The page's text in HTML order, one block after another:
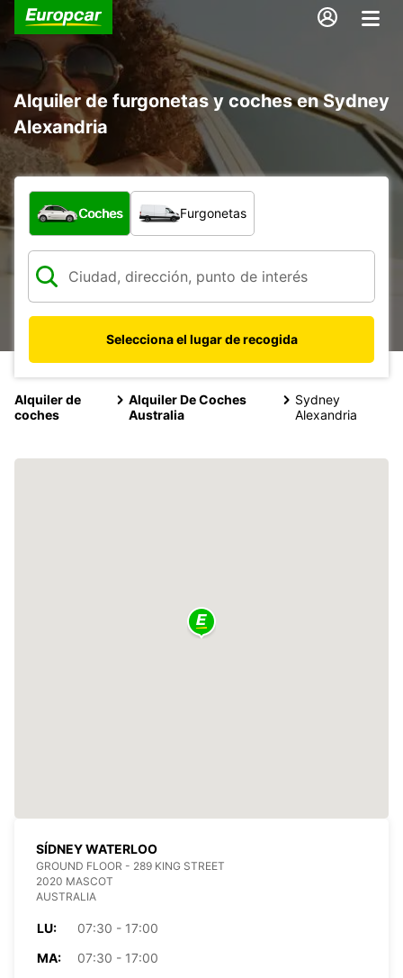
Alquiler de furgonetas y coches en Sydney
Alexandria
¿Qué tipo de vehículo?
Coches Furgonetas
Selecciona el lugar de recogida
Alquiler de
coches
Alquiler De Coches
Australia
Sydney
Alexandria
SÍDNEY WATERLOO
GROUND FLOOR - 289 KING STREET
2020 MASCOT
AUSTRALIA
LU:
07:30 - 17:00
MA:
07:30 - 17:00